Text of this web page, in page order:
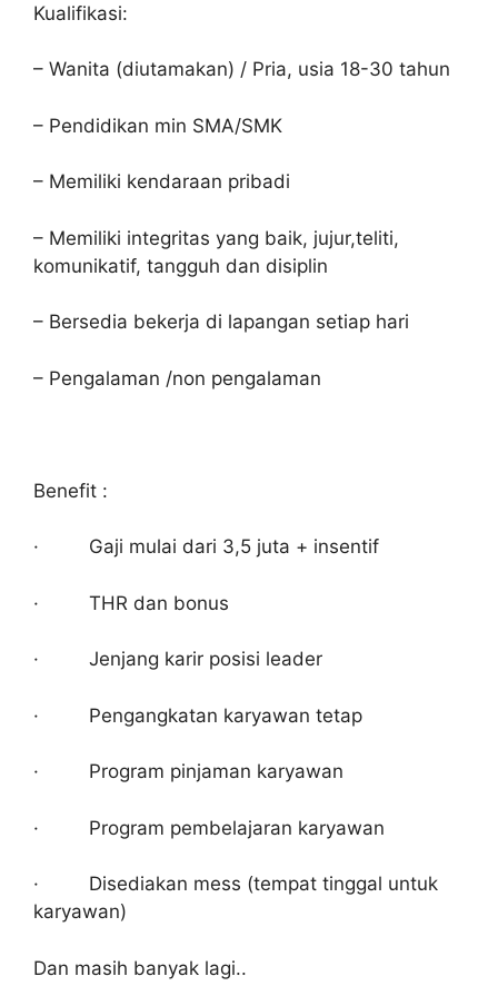
Kualifikasi:
– Wanita (diutamakan) / Pria, usia 18-30 tahun
– Pendidikan min SMA/SMK
– Memiliki kendaraan pribadi
– Memiliki integritas yang baik, jujur,teliti,
komunikatif, tangguh dan disiplin
– Bersedia bekerja di lapangan setiap hari
– Pengalaman /non pengalaman
Benefit :
· Gaji mulai dari 3,5 juta + insentif
· THR dan bonus
· Jenjang karir posisi leader
· Pengangkatan karyawan tetap
· Program pinjaman karyawan
· Program pembelajaran karyawan
· Disediakan mess (tempat tinggal untuk
karyawan)
Dan masih banyak lagi..